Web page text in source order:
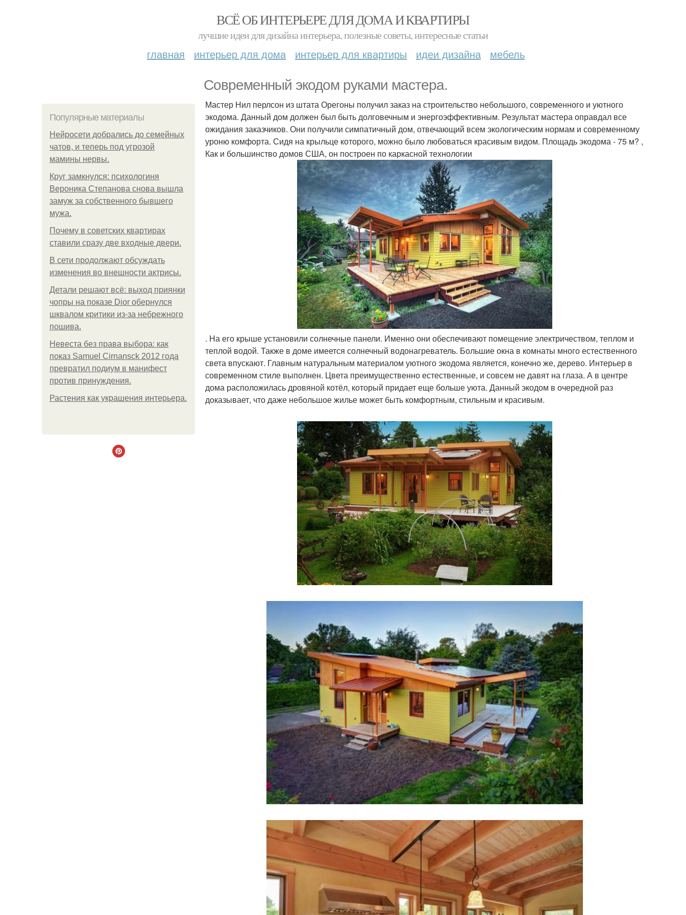
ВСЁ ОБ ИНТЕРЬЕРЕ ДЛЯ ДОМА И КВАРТИРЫ
лучшие идеи для дизайна интерьера, полезные советы, интересные статьи
главная интерьер для дома интерьер для квартиры идеи дизайна мебель
Современный экодом руками мастера.
Популярные материалы
Нейросети добрались до семейных
чатов, и теперь под угрозой
мамины нервы.
Круг замкнулся: психологиня
Вероника Степанова снова вышла
замуж за собственного бывшего
мужа.
Почему в советских квартирах
ставили сразу две входные двери.
В сети продолжают обсуждать
изменения во внешности актрисы.
Детали решают всё: выход приянки
чопры на показе Dior обернулся
шквалом критики из-за небрежного
пошива.
Невеста без права выбора: как
показ Samuel Cirnansck 2012 года
превратил подиум в манифест
против принуждения.
Растения как украшения интерьера.
Мастер Нил перлсон из штата Орегоны получил заказ на строительство небольшого, современного и уютного
экодома. Данный дом должен был быть долговечным и энергоэффективным. Результат мастера оправдал все
ожидания заказчиков. Они получили симпатичный дом, отвечающий всем экологическим нормам и современному
уроню комфорта. Сидя на крыльце которого, можно было любоваться красивым видом. Площадь экодома - 75 м? ,
Как и большинство домов США, он построен по каркасной технологии
. На его крыше установили солнечные панели. Именно они обеспечивают помещение электричеством, теплом и
теплой водой. Также в доме имеется солнечный водонагреватель. Большие окна в комнаты много естественного
света впускают. Главным натуральным материалом уютного экодома является, конечно же, дерево. Интерьер в
современном стиле выполнен. Цвета преимущественно естественные, и совсем не давят на глаза. А в центре
дома расположилась дровяной котёл, который придает еще больше уюта. Данный экодом в очередной раз
доказывает, что даже небольшое жилье может быть комфортным, стильным и красивым.